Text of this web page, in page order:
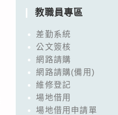
教職員專區
差勤系統
公文簽核
網路請購
網路請購(備用)
維修登記
場地借用
場地借用申請單